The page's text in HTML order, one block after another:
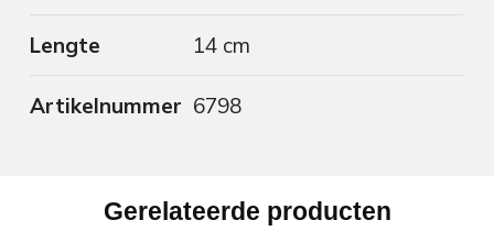
Lengte 14 cm
Artikelnummer 6798
Gerelateerde producten